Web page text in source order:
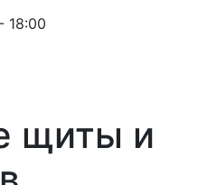
18:00
щиты и